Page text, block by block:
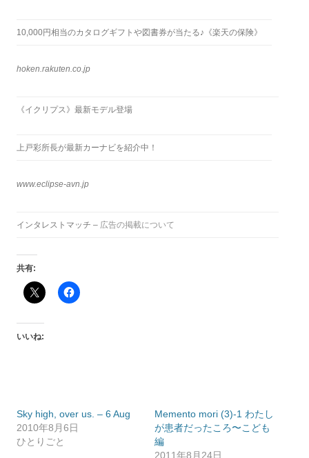
10,000円相当のカタログギフトや図書券が当たる♪《楽天の保険》
hoken.rakuten.co.jp
《イクリプス》最新モデル登場
上戸彩所長が最新カーナビを紹介中！
www.eclipse-avn.jp
インタレストマッチ – 広告の掲載について
共有:
いいね:
Sky high, over us. – 6 Aug
2010年8月6日
ひとりごと
Memento mori (3)-1 わたし
が患者だったころ〜こども
編
2011年8月24日